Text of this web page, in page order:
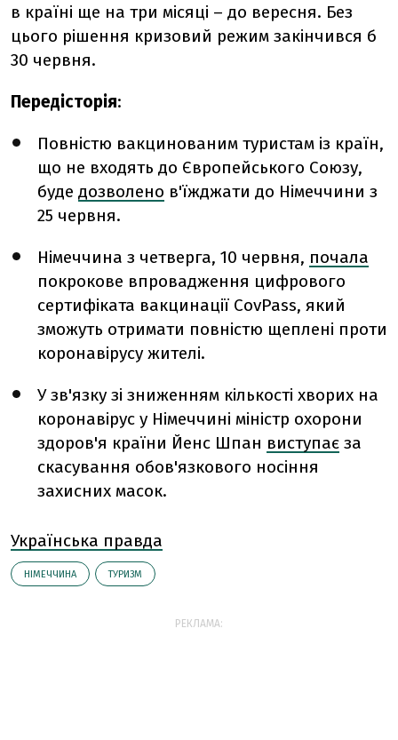
в країні ще на три місяці – до вересня. Без
цього рішення кризовий режим закінчився б
30 червня.
Передісторія:
Повністю вакцинованим туристам із країн,
що не входять до Європейського Союзу,
буде дозволено в'їжджати до Німеччини з
25 червня.
Німеччина з четверга, 10 червня, почала
покрокове впровадження цифрового
сертифіката вакцинації CovPass, який
зможуть отримати повністю щеплені проти
коронавірусу жителі.
У зв'язку зі зниженням кількості хворих на
коронавірус у Німеччині міністр охорони
здоров'я країни Йенс Шпан виступає за
скасування обов'язкового носіння
захисних масок.
Українська правда
НІМЕЧЧИНА ТУРИЗМ
РЕКЛАМА: